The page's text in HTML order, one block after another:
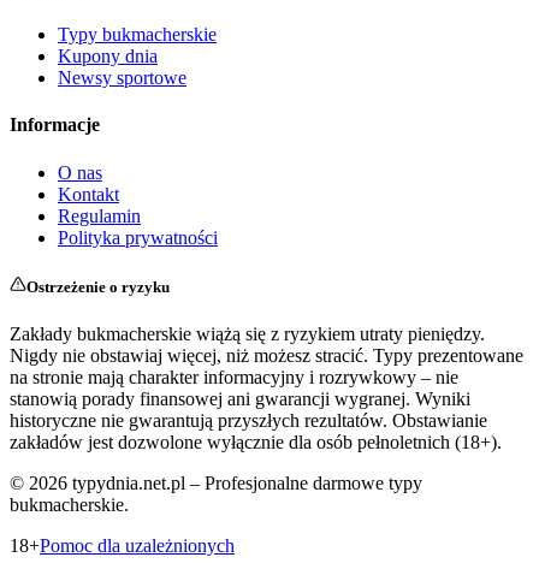
Typy bukmacherskie
Kupony dnia
Newsy sportowe
Informacje
O nas
Kontakt
Regulamin
Polityka prywatności
Ostrzeżenie o ryzyku
Zakłady bukmacherskie wiążą się z ryzykiem utraty pieniędzy.
Nigdy nie obstawiaj więcej, niż możesz stracić. Typy prezentowane
na stronie mają charakter informacyjny i rozrywkowy – nie
stanowią porady finansowej ani gwarancji wygranej. Wyniki
historyczne nie gwarantują przyszłych rezultatów. Obstawianie
zakładów jest dozwolone wyłącznie dla osób pełnoletnich (18+).
© 2026 typydnia.net.pl – Profesjonalne darmowe typy
bukmacherskie.
18+Pomoc dla uzależnionych